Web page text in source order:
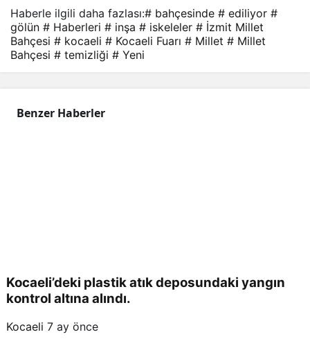
Haberle ilgili daha fazlası:# bahçesinde # ediliyor #
gölün # Haberleri # inşa # iskeleler # İzmit Millet
Bahçesi # kocaeli # Kocaeli Fuarı # Millet # Millet
Bahçesi # temizliği # Yeni
Benzer Haberler
Kocaeli’deki plastik atık deposundaki yangın
kontrol altına alındı.
Kocaeli 7 ay önce